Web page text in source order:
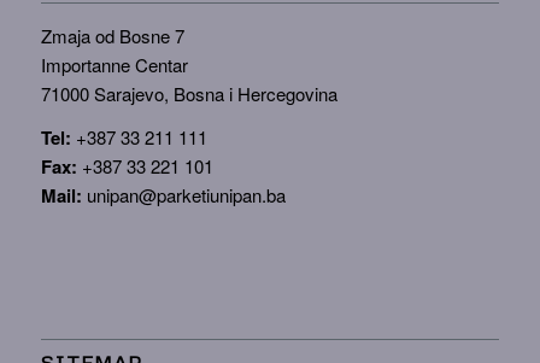
Zmaja od Bosne 7
Importanne Centar
71000 Sarajevo, Bosna i Hercegovina
Tel: +387 33 211 111
Fax: +387 33 221 101
Mail: unipan@parketiunipan.ba